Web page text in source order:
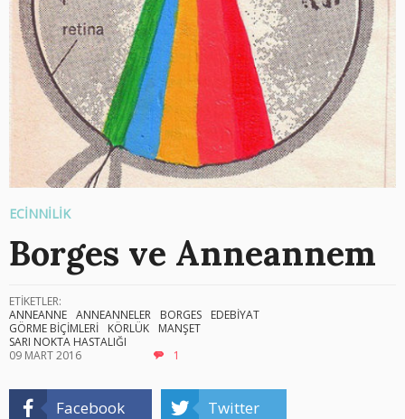
ECİNNİLİK
Borges ve Anneannem
ETİKETLER:
ANNEANNE ANNEANNELER BORGES
EDEBİYAT
GÖRME BİÇİMLERİ
KÖRLÜK
MANŞET
SARI NOKTA HASTALIĞI
09 MART 2016
1
Facebook Twitter